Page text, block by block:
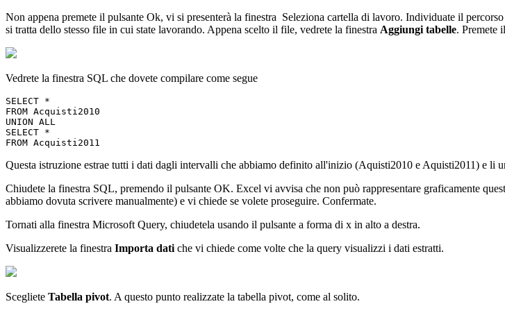
Non appena premete il pulsante Ok, vi si presenterà la finestra Seleziona cartella di lavoro. Individuate il
si tratta dello stesso file in cui state lavorando. Appena scelto il file, vedrete la finestra Aggiungi tabelle. Premete
Vedrete la finestra SQL che dovete compilare come segue
SELECT *
FROM Acquisti2010
UNION ALL
SELECT *
FROM Acquisti2011
Questa istruzione estrae tutti i dati dagli intervalli che abbiamo definito all'inizio (Aquisti2010 e Aquisti2011) e
Chiudete la finestra SQL, premendo il pulsante OK. Excel vi avvisa che non può rappresentare graficamente
abbiamo dovuta scrivere manualmente) e vi chiede se volete proseguire. Confermate.
Tornati alla finestra Microsoft Query, chiudetela usando il pulsante a forma di x in alto a destra.
Visualizzerete la finestra Importa dati che vi chiede come volte che la query visualizzi i dati estratti.
Scegliete Tabella pivot. A questo punto realizzate la tabella pivot, come al solito.